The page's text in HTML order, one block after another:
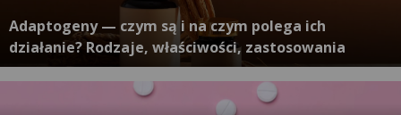
Adaptogeny — czym są i na czym polega ich
działanie? Rodzaje, właściwości, zastosowania